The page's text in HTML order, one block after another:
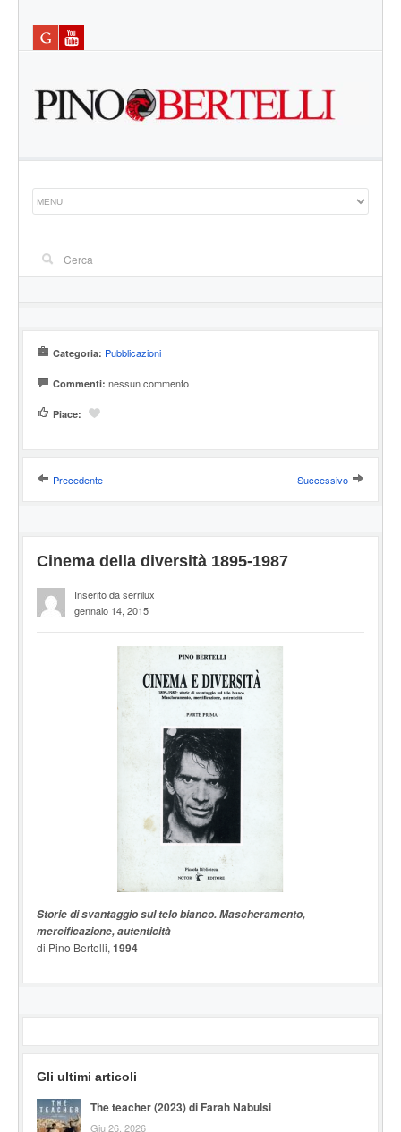
Categoria: Pubblicazioni
Commenti: nessun commento
Piace:
Precedente Successivo
Cinema della diversità 1895-1987
Inserito da serrilux
gennaio 14, 2015
Storie di svantaggio sul telo bianco. Mascheramento,
mercificazione, autenticità
di Pino Bertelli, 1994
Gli ultimi articoli
The teacher (2023) di Farah Nabulsi
Giu 26, 2026